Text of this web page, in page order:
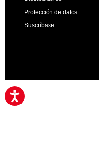
Protección de datos
Suscríbase